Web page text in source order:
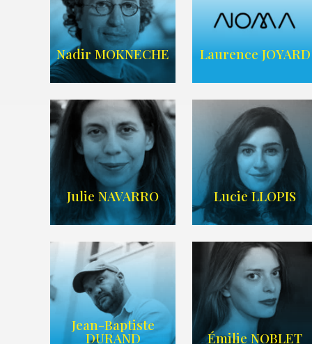
ARDA
Nadir MOKNECHE
Imdb, Wikipedia
Laurence JOYARD
AGENCE NOMA
TALENTS
Julie NAVARRO
IMDB
Lucie LLOPIS
LIEN IMDB
Jean-Baptiste
DURAND Émilie NOBLET